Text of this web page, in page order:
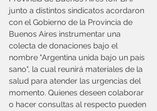
junto a distintos sindicatos acordaron
con el Gobierno de la Provincia de
Buenos Aires instrumentar una
colecta de donaciones bajo el
nombre "Argentina unida bajo un país
sano", la cual reunirá materiales de la
salud para atender las urgencias del
momento. Quienes deseen colaborar
o hacer consultas al respecto pueden